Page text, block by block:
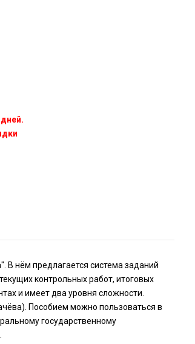
В нём предлагается система заданий
контрольных работ, итоговых
и имеет два уровня сложности.
Пособием можно пользоваться в
государственному